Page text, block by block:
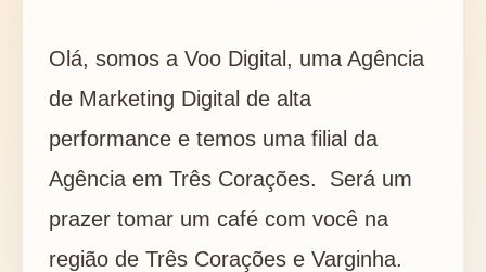
Olá, somos a Voo Digital, uma Agência
de Marketing Digital de alta
performance e temos uma filial da
Agência em Três Corações.
Será um
prazer tomar um café com você na
região de Três Corações e Varginha.